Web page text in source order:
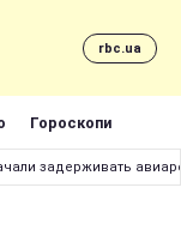
rbc.ua
Гороскопи
задерживать